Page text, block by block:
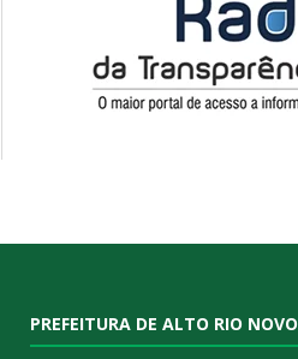
PREFEITURA DE ALTO RIO NOVO